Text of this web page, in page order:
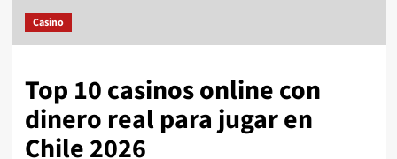
Casino
Top 10 casinos online con
dinero real para jugar en
Chile 2026